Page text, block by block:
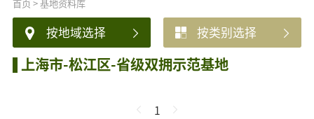
首页>基地资料库
按地域选择 按类别选择
上海市-松江区-省级双拥示范基地
1